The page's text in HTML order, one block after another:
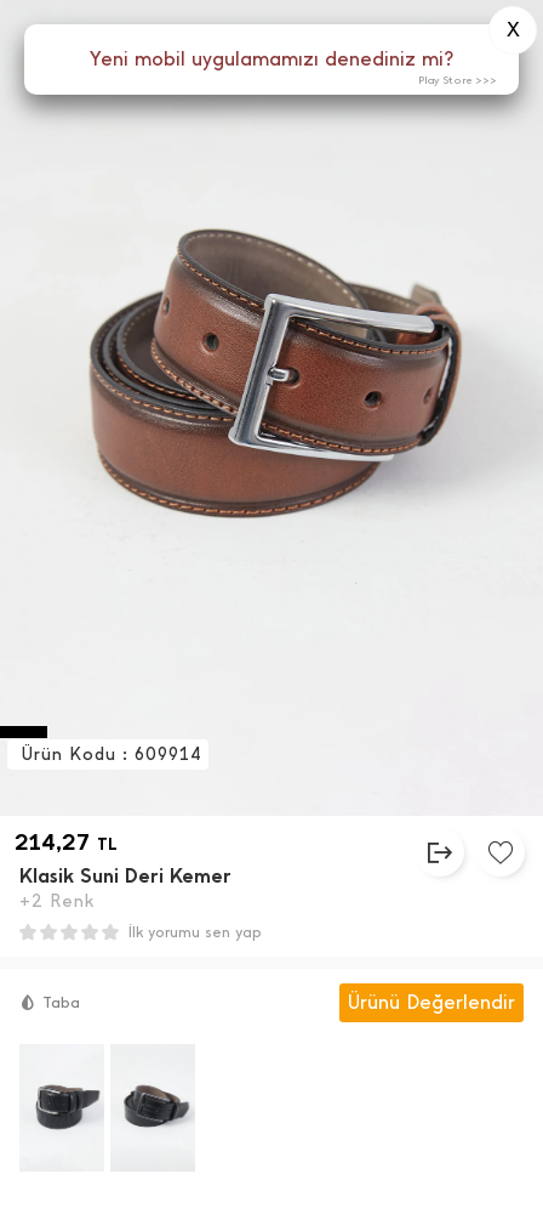
Menü
214,27 TL
Klasik Suni Deri Kemer
+2 Renk
Ürün Kodu : 609914
İlk yorumu sen yap
Taba Ürünü Değerlendir
Yeni mobil uygulamamızı denediniz mi?
X
Play Store >>>